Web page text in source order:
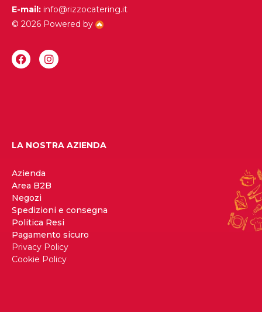
E-mail: info@rizzocatering.it
© 2026 Powered by
LA NOSTRA AZIENDA
Azienda
Area B2B
Negozi
Spedizioni e consegna
Politica Resi
Pagamento sicuro
Privacy Policy
Cookie Policy